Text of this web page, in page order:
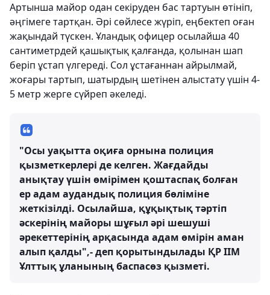
Артынша майор одан секіруден бас тартуын өтініп,
әңгімеге тартқан. Әрі сөйлесе жүріп, еңбектеп оған
жақындай түскен. Ұландық офицер осылайша 40
сантиметрдей қашықтық қалғанда, қолынан шап
беріп ұстап үлгереді. Сол ұстағаннан айрылмай,
жоғары тартып, шатырдың шетінен алыстату үшін 4-
5 метр жерге сүйреп әкеледі.
"Осы уақытта оқиға орнына полиция
қызметкерлері де келген. Жағдайды
анықтау үшін өмірімен қоштаспақ болған
ер адам аудандық полиция бөліміне
жеткізілді. Осылайша, құқықтық тәртіп
әскерінің майоры шұғыл әрі шешуші
әрекеттерінің арқасында адам өмірін аман
алып қалды",- деп қорытындылады ҚР ІІМ
Ұлттық ұланының баспасөз қызметі.